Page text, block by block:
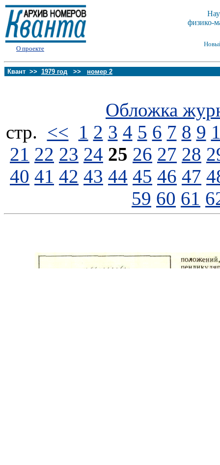
О проекте
физико-
Квант >> 1979 год >> номер 2
Обложка
стp. << 1 2 3 4 5 6 7 8 9
21 22 23 24 25 26 27 28
40 41 42 43 44 45 46 47
59 60 61